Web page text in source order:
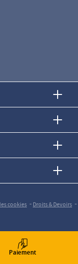
Paiement
cookies -Droits & Devoirs -